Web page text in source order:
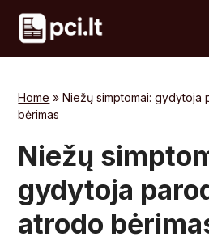
Skip
content
Home »Niežų simptomai: gydytoja
bėrimas
Niežų
gydytoja
atrodo